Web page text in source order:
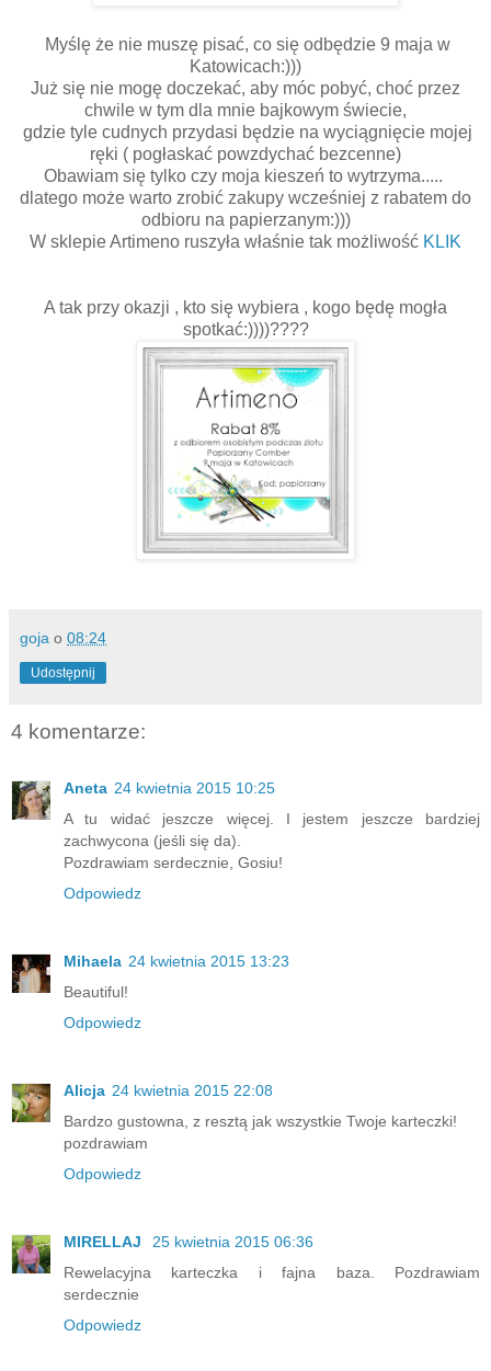
Myślę że nie muszę pisać, co się odbędzie 9 maja w
Katowicach:)))
Już się nie mogę doczekać, aby móc pobyć, choć przez
chwile w tym dla mnie bajkowym świecie,
gdzie tyle cudnych przydasi będzie na wyciągnięcie mojej
ręki ( pogłaskać powzdychać bezcenne)
Obawiam się tylko czy moja kieszeń to wytrzyma.....
dlatego może warto zrobić zakupy wcześniej z rabatem do
odbioru na papierzanym:)))
W sklepie Artimeno ruszyła właśnie tak możliwość KLIK
A tak przy okazji , kto się wybiera , kogo będę mogła
spotkać:))))????
goja o 08:24
Udostępnij
4 komentarze:
Aneta 24 kwietnia 2015 10:25
A tu widać jeszcze więcej. I jestem jeszcze bardziej
zachwycona (jeśli się da).
Pozdrawiam serdecznie, Gosiu!
Odpowiedz
Mihaela 24 kwietnia 2015 13:23
Beautiful!
Odpowiedz
Alicja 24 kwietnia 2015 22:08
Bardzo gustowna, z resztą jak wszystkie Twoje karteczki!
pozdrawiam
Odpowiedz
MIRELLAJ
25 kwietnia 2015 06:36
Rewelacyjna karteczka i fajna baza. Pozdrawiam
serdecznie
Odpowiedz